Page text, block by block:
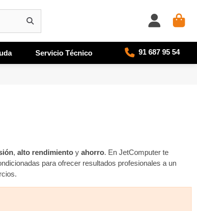
Servicio Técnico 91 687 95 54
,alto rendimiento yahorro. En JetComputer te
para ofrecer resultados profesionales a un